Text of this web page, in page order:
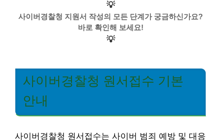
💡
사이버경찰청 지원서 작성의 모든 단계가 궁금하신가요?
바로 확인해 보세요!
💡
사이버경찰청 원서접수 기본
안내
사이버경찰청 원서접수는 사이버 범죄 예방 및 대응